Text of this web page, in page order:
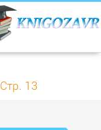
Стр. 13